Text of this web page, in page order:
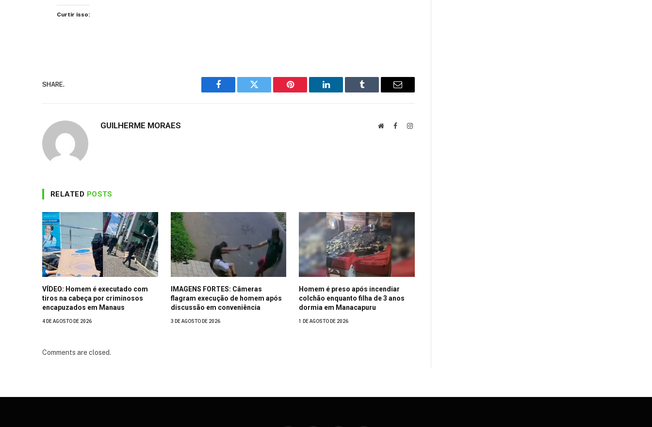
Curtir isso:
SHARE.
Facebook Twitter Pinterest LinkedIn Tumblr Email
GUILHERME MORAES WebsiteFacebookInstagram
RELATED POSTS
VÍDEO: Homem é executado com
tiros na cabeça por criminosos
encapuzados em Manaus
4 DE AGOSTO DE 2026
IMAGENS FORTES: Câmeras
flagram execução de homem após
discussão em conveniência
3 DE AGOSTO DE 2026
Homem é preso após incendiar
colchão enquanto filha de 3 anos
dormia em Manacapuru
1 DE AGOSTO DE 2026
Comments are closed.